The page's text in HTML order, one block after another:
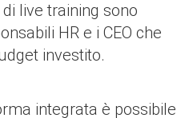
live training sono
HR e i CEO che
investito.
integrata è possibile